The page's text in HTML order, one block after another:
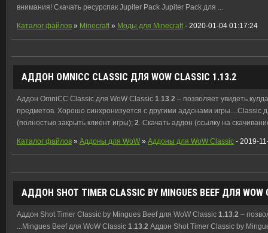
внимания! Скачать ресурспак Jupiter Pack Jupiter Pack для ...
Каталог файлов » Minecraft » Моды для Minecraft - 2020-01-04 01:17:24
АДДОН OMNICC CLASSIC ДЛЯ WOW CLASSIC 1.13.2
Аддон OmniCC Classic для WoW Classic 1 13 2 – позволяет увидеть
предметов. Хорошо синхронизуется с другими аддонами игры....Classic
(полностью закрыть клиент игры); 2 . Скачать аддон (ссылку на
Каталог файлов » Аддоны для WoW » Аддоны для WoW Classic - 2019-
АДДОН SHOT TIMER CLASSIC BY MINGUES BEEF ДЛЯ WOW
Аддон Shot Timer Classic by Mingues Beef для WoW Classic 1 13 2 –
...Mingues Beef для WoW Classic 1 13 2 Аддон Shot Timer Classic by